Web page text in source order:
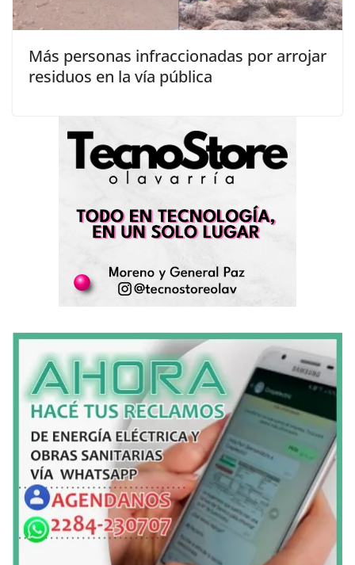
Más personas infraccionadas por arrojar
residuos en la vía pública